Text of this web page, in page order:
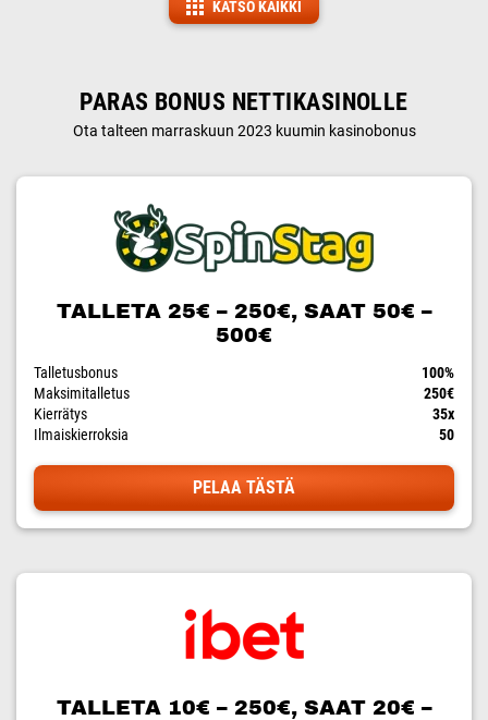
KATSO KAIKKI
PARAS BONUS NETTIKASINOLLE
Ota talteen marraskuun 2023 kuumin kasinobonus
TALLETA 25€ – 250€, SAAT 50€ –
500€
Talletusbonus
100%
Maksimitalletus
250€
Kierrätys
35x
Ilmaiskierroksia
50
PELAA TÄSTÄ
TALLETA 10€ – 250€, SAAT 20€ –